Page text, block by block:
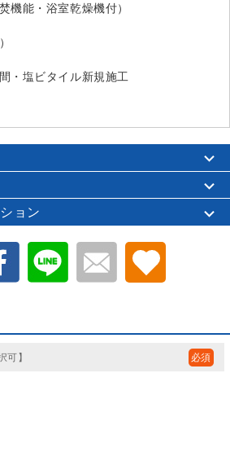
機能・浴室乾燥機付）
・塩ビタイル新規施工
ョン
可】